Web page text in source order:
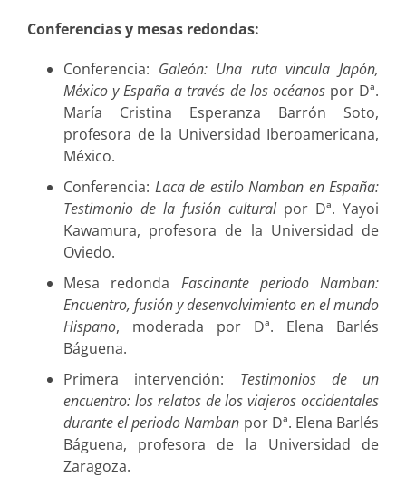
Conferencias y mesas redondas:
Conferencia: Galeón: Una ruta vincula Japón,
México y España a través de los océanospor Dª.
María Cristina Esperanza Barrón Soto,
profesora de la Universidad Iberoamericana,
México.
Conferencia: Laca de estilo Namban en España:
Testimonio de la fusión culturalpor Dª. Yayoi
Kawamura, profesora de la Universidad de
Oviedo.
Mesa redonda Fascinante periodo Namban:
Encuentro, fusión y desenvolvimiento en el mundo
Hispano, moderada por Dª. Elena Barlés
Báguena.
Primera intervención: Testimonios de un
encuentro: los relatos de los viajeros occidentales
durante el periodo Namban por Dª. Elena Barlés
Báguena, profesora de la Universidad de
Zaragoza.